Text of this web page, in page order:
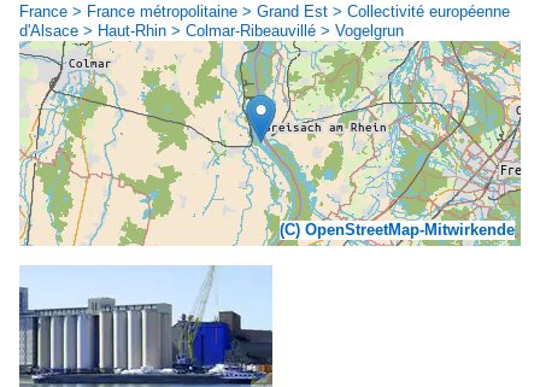
France > France métropolitaine > Grand Est > Collectivité européenne
d'Alsace > Haut-Rhin > Colmar-Ribeauvillé > Vogelgrun
(C) OpenStreetMap-Mitwirkende